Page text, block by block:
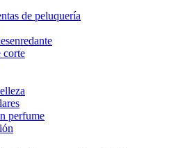
de peluquería
corte
perfume